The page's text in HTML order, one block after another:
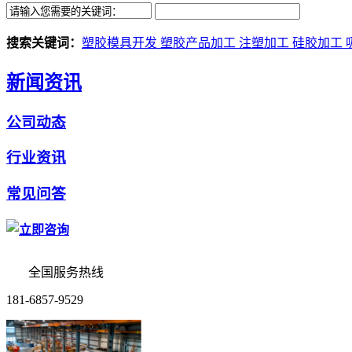
搜索关键词： 塑胶模具开发 塑胶产品加工 注塑加工 硅胶加工
新闻资讯
公司动态
行业资讯
常见问答
全国服务热线
181-6857-9529